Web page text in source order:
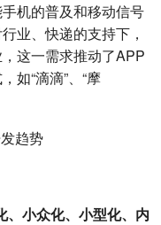
机的普及和移动信号
业、快递的支持下，
这一需求推动了APP
如“滴滴”、“摩
小众化、小型化、内